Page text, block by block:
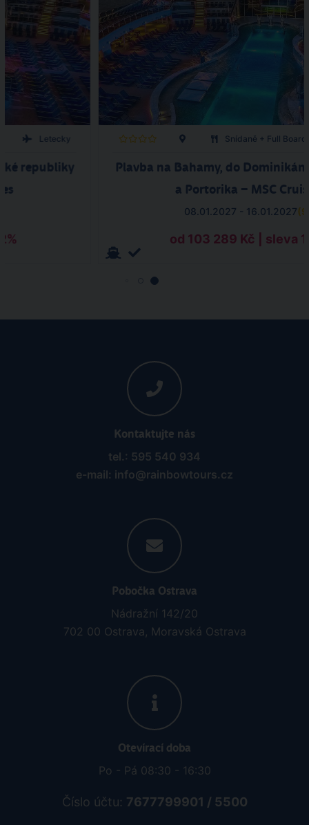
Letecky
republiky
Snídaně + Full Board
Plavba na Bahamy, do
a Portorika – MSC
08.01.2027 - 16.01.2027(9
od 103 289 Kč | sleva
Kontaktujte nás
tel.: 595 540 934
e-mail: info@rainbowtours.cz
Pobočka Ostrava
Nádražní 142/20
702 00 Ostrava, Moravská Ostrava
Otevírací doba
Po - Pá 08:30 - 16:30
Číslo účtu: 7677799901 / 5500